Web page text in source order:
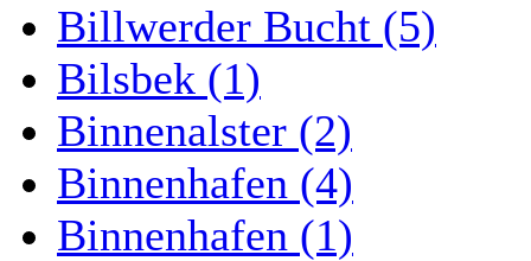
Billwerder Bucht (5)
Bilsbek (1)
Binnenalster (2)
Binnenhafen (4)
Binnenhafen (1)